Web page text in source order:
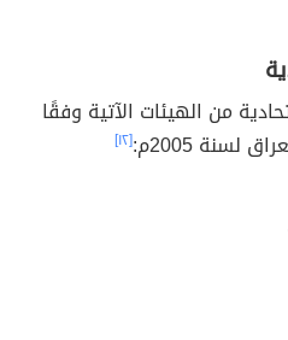
من الهيئات الآتية وفقًا
[١٢]